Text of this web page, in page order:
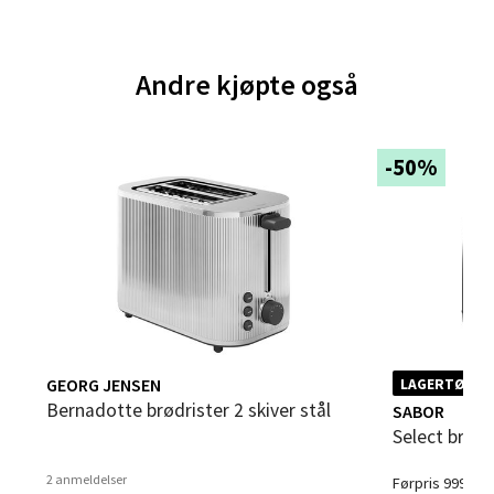
Andre kjøpte også
GEORG JENSEN
Bernadotte brødrister 2 skiver stål
2 anmeldelser
-50%
SABOR
Select
Førpris 999,-
Bergen - Thon Senter Sartor
0 i butikk
Velg
Trondheim - Sirkus Shopping